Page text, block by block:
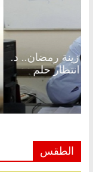
ناس وناس
شاغر على
فاروق خبير
2026
الطقس